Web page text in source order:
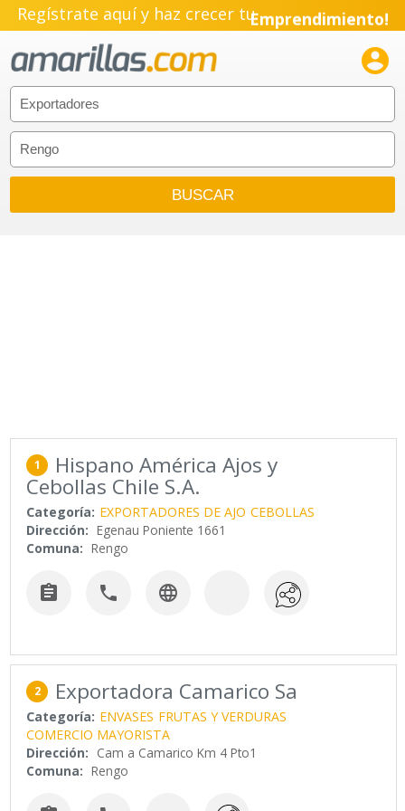
Regístrate aquí y haz crecer tuEmprendimiento!

1 Hispano América Ajos y
Cebollas Chile S.A.
Categoría: EXPORTADORES DE AJO CEBOLLAS
Dirección: Egenau Poniente 1661
Comuna: Rengo
  
2 Exportadora Camarico Sa
Categoría: ENVASES FRUTAS Y VERDURAS
COMERCIO MAYORISTA
Dirección: Cam a Camarico Km 4 Pto1
Comuna: Rengo